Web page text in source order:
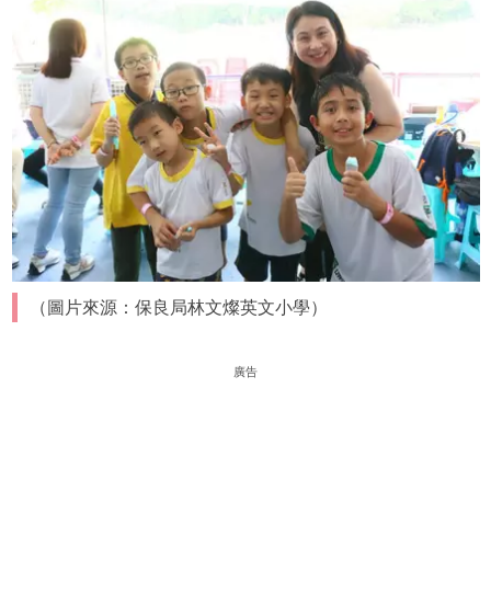
（圖片來源：保良局林文燦英文小學）
廣告